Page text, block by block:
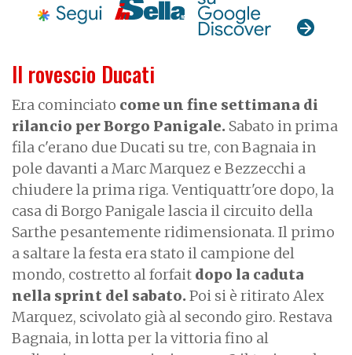
Il rovescio Ducati
Era cominciato come un fine settimana di
rilancio per Borgo Panigale. Sabato in prima
fila c'erano due Ducati su tre, con Bagnaia in
pole davanti a Marc Marquez e Bezzecchi a
chiudere la prima riga. Ventiquattr'ore dopo, la
casa di Borgo Panigale lascia il circuito della
Sarthe pesantemente ridimensionata. Il primo
a saltare la festa era stato il campione del
mondo, costretto al forfait dopo la caduta
nella sprint del sabato. Poi si è ritirato Alex
Marquez, scivolato già al secondo giro. Restava
Bagnaia, in lotta per la vittoria fino al